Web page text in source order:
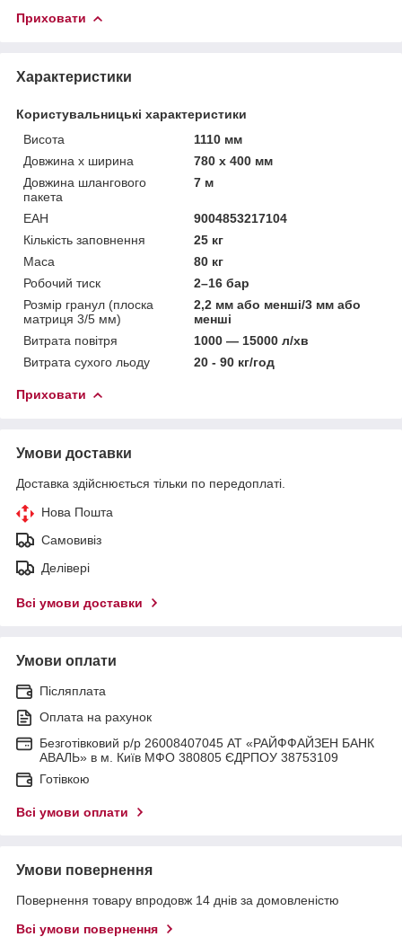
Приховати
Характеристики
Користувальницькі характеристики
Висота
1110 мм
Довжина х ширина
780 х 400 мм
Довжина шлангового
пакета
7 м
ЕАН
9004853217104
Кількість заповнення
25 кг
Маса
80 кг
Робочий тиск
2–16 бар
Розмір гранул (плоска
матриця 3/5 мм)
2,2 мм або менші/3 мм або
менші
Витрата повітря
1000 — 15000 л/хв
Витрата сухого льоду
20 - 90 кг/год
Приховати
Умови доставки
Доставка здійснюється тільки по передоплаті.
Нова Пошта
Самовивіз
Делівері
Всі умови доставки
Умови оплати
Післяплата
Оплата на рахунок
Безготівковий р/р 26008407045 АТ «РАЙФФАЙЗЕН БАНК
АВАЛЬ» в м. Київ МФО 380805 ЄДРПОУ 38753109
Готівкою
Всі умови оплати
Умови повернення
Повернення товару впродовж 14 днів за домовленістю
Всі умови повернення